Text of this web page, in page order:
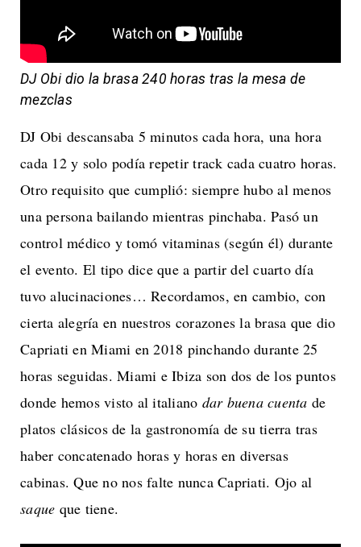
DJ Obi dio la brasa 240 horas tras la mesa de
mezclas
DJ Obi descansaba 5 minutos cada hora, una hora
cada 12 y solo podía repetir track cada cuatro horas.
Otro requisito que cumplió: siempre hubo al menos
una persona bailando mientras pinchaba. Pasó un
control médico y tomó vitaminas (según él) durante
el evento. El tipo dice que a partir del cuarto día
tuvo alucinaciones… Recordamos, en cambio, con
cierta alegría en nuestros corazones la brasa que dio
Capriati en Miami en 2018 pinchando durante 25
horas seguidas. Miami e Ibiza son dos de los puntos
donde hemos visto al italiano dar buena cuenta de
platos clásicos de la gastronomía de su tierra tras
haber concatenado horas y horas en diversas
cabinas. Que no nos falte nunca Capriati. Ojo al
saque que tiene.